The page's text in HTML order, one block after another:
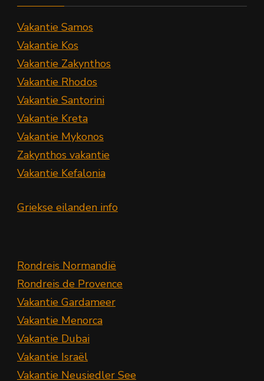
Vakantie Samos
Vakantie Kos
Vakantie Zakynthos
Vakantie Rhodos
Vakantie Santorini
Vakantie Kreta
Vakantie Mykonos
Zakynthos vakantie
Vakantie Kefalonia
Griekse eilanden info
Rondreis Normandië
Rondreis de Provence
Vakantie Gardameer
Vakantie Menorca
Vakantie Dubai
Vakantie Israël
Vakantie Neusiedler See